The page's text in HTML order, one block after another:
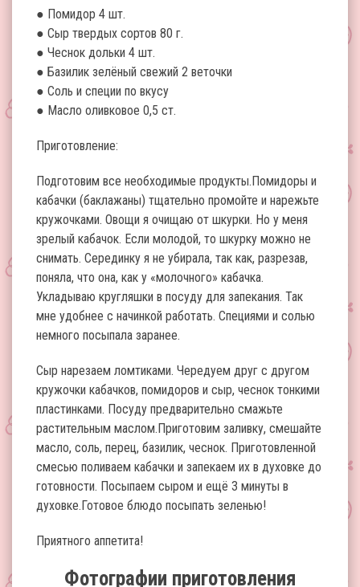
● Помидор 4 шт.
● Сыр твердых сортов 80 г.
● Чеснок дольки 4 шт.
● Базилик зелёный свежий 2 веточки
● Соль и специи по вкусу
● Масло оливковое 0,5 ст.
Приготовление:
Подготовим все необходимые продукты.Помидоры и
кабачки (баклажаны) тщательно промойте и нарежьте
кружочками. Овощи я очищаю от шкурки. Но у меня
зрелый кабачок. Если молодой, то шкурку можно не
снимать. Серединку я не убирала, так как, разрезав,
поняла, что она, как у «молочного» кабачка.
Укладываю кругляшки в посуду для запекания. Так
мне удобнее с начинкой работать. Специями и солью
немного посыпала заранее.
Сыр нарезаем ломтиками. Чередуем друг с другом
кружочки кабачков, помидоров и сыр, чеснок тонкими
пластинками. Посуду предварительно смажьте
растительным маслом.Приготовим заливку, смешайте
масло, соль, перец, базилик, чеснок. Приготовленной
смесью поливаем кабачки и запекаем их в духовке до
готовности. Посыпаем сыром и ещё 3 минуты в
духовке.Готовое блюдо посыпать зеленью!
Приятного аппетита!
Фотографии приготовления